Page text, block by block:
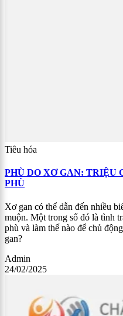
Tiêu hóa
PHÙ DO XƠ GAN: TRIỆU
PHÙ
Xơ gan có thể dẫn đến nhiều
muộn. Một trong số đó là tình
phù và làm thế nào để chủ
gan?
Admin
24/02/2025